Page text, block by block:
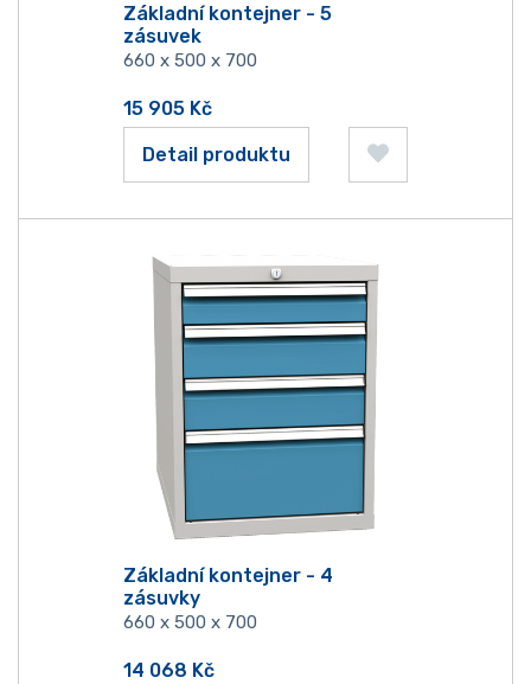
Základní kontejner - 5
zásuvek
660 x 500 x 700
15 905 Kč
Detail produktu
Základní kontejner - 4
zásuvky
660 x 500 x 700
14 068 Kč